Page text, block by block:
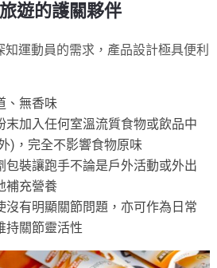
遊的護關夥伴
知運動員的需求，產品設計極具便利
、無香味
末加入任何室溫流質食物或飲品中
)，完全不影響食物原味
包裝讓跑手不論是戶外活動或外出
補充營養
沒有明顯關節問題，亦可作為日常
持關節靈活性